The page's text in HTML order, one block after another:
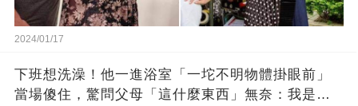
2024/01/17
下班想洗澡！他一進浴室「一坨不明物體掛眼前」
當場傻住，驚問父母「這什麼東西」無奈：我是親